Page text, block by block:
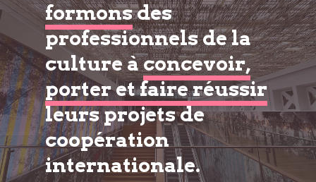
formonsdes
professionnels de la
culture àconcevoir,
porter et faire réussir
leurs projets de
coopération
internationale.